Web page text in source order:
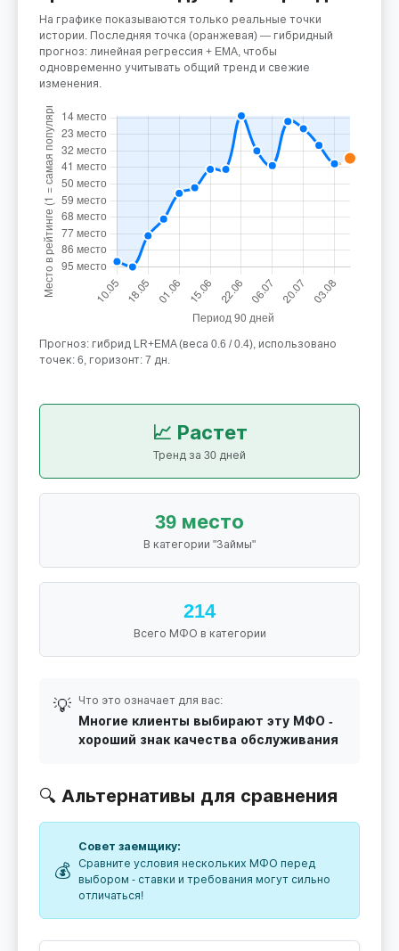
На графике показываются только реальные точки
истории. Последняя точка (оранжевая) — гибридный
прогноз: линейная регрессия + EMA, чтобы
одновременно учитывать общий тренд и свежие
изменения.
Прогноз: гибрид LR+EMA (веса 0.6 / 0.4), использовано
точек: 6, горизонт: 7 дн.
📈 Растет
Тренд за 30 дней
39 место
В категории "Займы"
214
Всего МФО в категории
💡 Что это означает для вас:
Многие клиенты выбирают эту МФО -
хороший знак качества обслуживания
🔍 Альтернативы для сравнения
💰
Совет заемщику:
Сравните условия нескольких МФО перед
выбором - ставки и требования могут сильно
отличаться!